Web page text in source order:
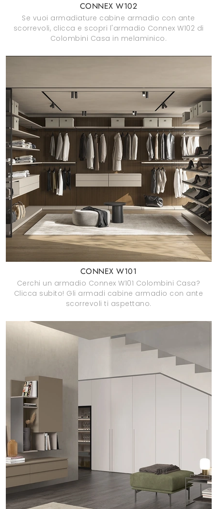
CONNEX W102
Se vuoi armadiature cabine armadio con ante
scorrevoli, clicca e scopri l'armadio Connex W102 di
Colombini Casa in melaminico.
CONNEX W101
Cerchi un armadio Connex W101 Colombini Casa?
Clicca subito! Gli armadi cabine armadio con ante
scorrevoli ti aspettano.